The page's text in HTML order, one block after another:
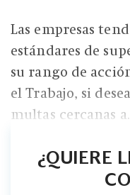
Las empresas
estándares de
su rango de
el Trabajo, si
multas cercanas
¿QUIERE